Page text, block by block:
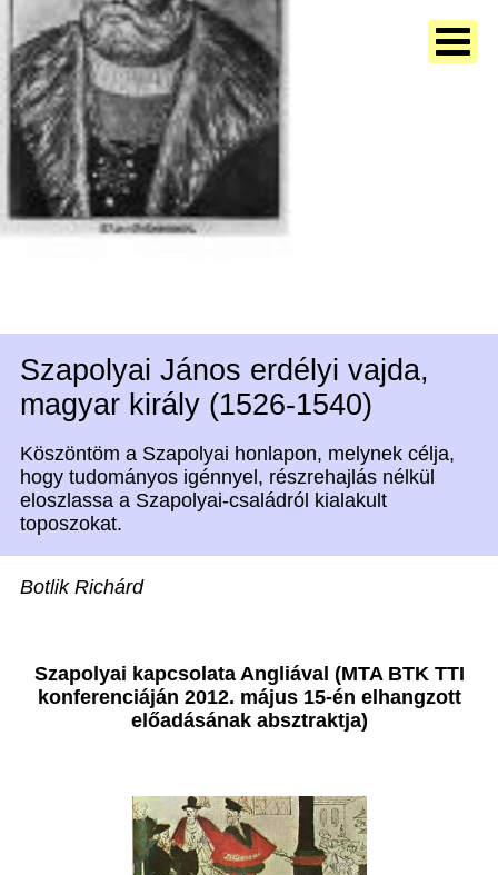
Szapolyai János erdélyi vajda,
magyar király (1526-1540)
Köszöntöm a Szapolyai honlapon, melynek célja,
hogy tudományos igénnyel, részrehajlás nélkül
eloszlassa a Szapolyai-családról kialakult
toposzokat.
Botlik Richárd
Szapolyai kapcsolata Angliával (MTA BTK TTI
konferenciáján 2012. május 15-én elhangzott
előadásának absztraktja)